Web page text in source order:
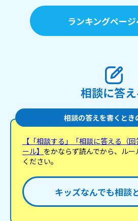
ランキングペー
相談に答え
相談の答えを書くとき
【「相談する」「相談に答える（
ール】 をかならず読んでから、ル
ください。
キッズなんでも相談